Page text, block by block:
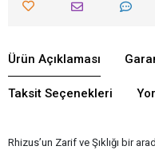
Ürün Açıklaması
Taksit Seçenekleri
Rhizus’un Zarif ve Şıklığı bir